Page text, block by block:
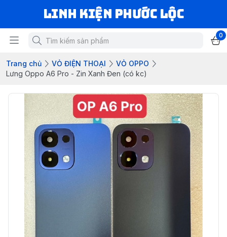
LINH KIỆN PHƯỚC LỘC
0
Trang chủ VỎ ĐIỆN THOẠI
VỎ OPPO
Lưng Oppo A6 Pro - Zin Xanh Đen (có kc)